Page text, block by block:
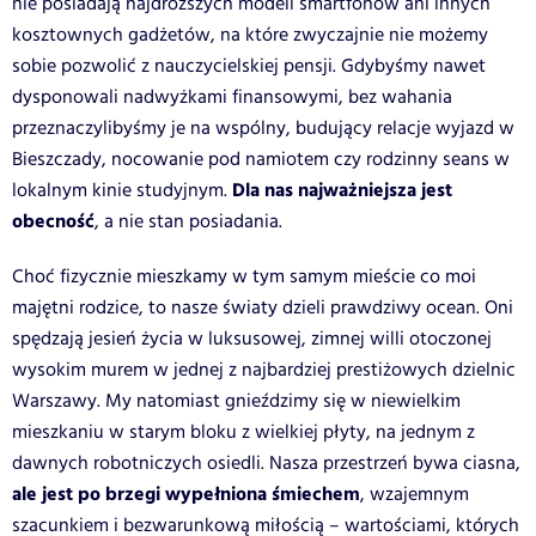
kosztownych gadżetów, na które zwyczajnie nie możemy
sobie pozwolić z nauczycielskiej pensji. Gdybyśmy nawet
dysponowali nadwyżkami finansowymi, bez wahania
przeznaczylibyśmy je na wspólny, budujący relacje wyjazd w
Bieszczady, nocowanie pod namiotem czy rodzinny seans w
lokalnym kinie studyjnym. Dla nas najważniejsza jest
obecność, a nie stan posiadania.
Choć fizycznie mieszkamy w tym samym mieście co moi
majętni rodzice, to nasze światy dzieli prawdziwy ocean. Oni
spędzają jesień życia w luksusowej, zimnej willi otoczonej
wysokim murem w jednej z najbardziej prestiżowych dzielnic
Warszawy. My natomiast gnieździmy się w niewielkim
mieszkaniu w starym bloku z wielkiej płyty, na jednym z
dawnych robotniczych osiedli. Nasza przestrzeń bywa ciasna,
ale jest po brzegi wypełniona śmiechem, wzajemnym
szacunkiem i bezwarunkową miłością – wartościami, których